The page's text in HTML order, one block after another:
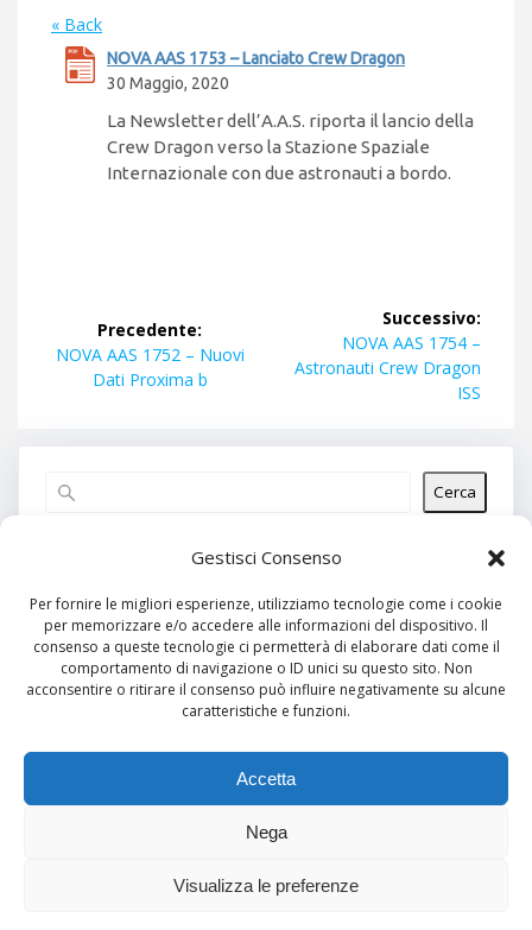
Gestisci Consenso
Per fornire le migliori esperienze, utilizziamo tecnologie come i cookie
per memorizzare e/o accedere alle informazioni del dispositivo. Il
consenso a queste tecnologie ci permetterà di elaborare dati come il
comportamento di navigazione o ID unici su questo sito. Non
acconsentire o ritirare il consenso può influire negativamente su alcune
caratteristiche e funzioni.
Accetta
Nega
Visualizza le preferenze
« Back
NOVA AAS 1753 – Lanciato Crew Dragon
30 Maggio, 2020
La Newsletter dell’A.A.S. riporta il lancio della
Crew Dragon verso la Stazione Spaziale
Internazionale con due astronauti a bordo.
articoliPrecedente:
Articolo
precedente:
NOVA AAS 1752 – Nuovi
Dati Proxima b
Successivo:
Articolo
successivo:
NOVA AAS 1754 –
Astronauti Crew Dragon
ISS
Cerca
Articoli recenti
Commenti recenti
Nessun commento da mostrare.
Nessun archivio da mostrare.
Categorie
Nessuna categoria